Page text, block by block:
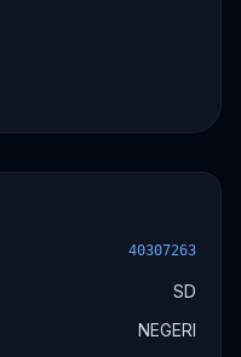
40307263
SD
NEGERI